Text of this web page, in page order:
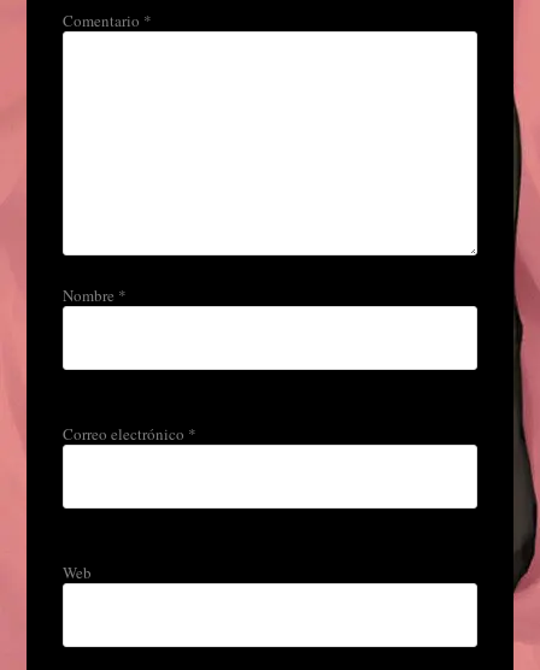
Comentario *
Nombre *
Correo electrónico *
Web